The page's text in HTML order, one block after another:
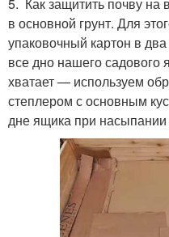
в основной грунт. Для
упаковочный картон в
все дно нашего садового
хватает — используем
степлером с основным
дне ящика при